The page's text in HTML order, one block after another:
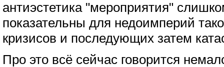
антиэстетика "мероприятия"
показательны для недоимперий
кризисов и последующих затем
Про это всё сейчас говорится